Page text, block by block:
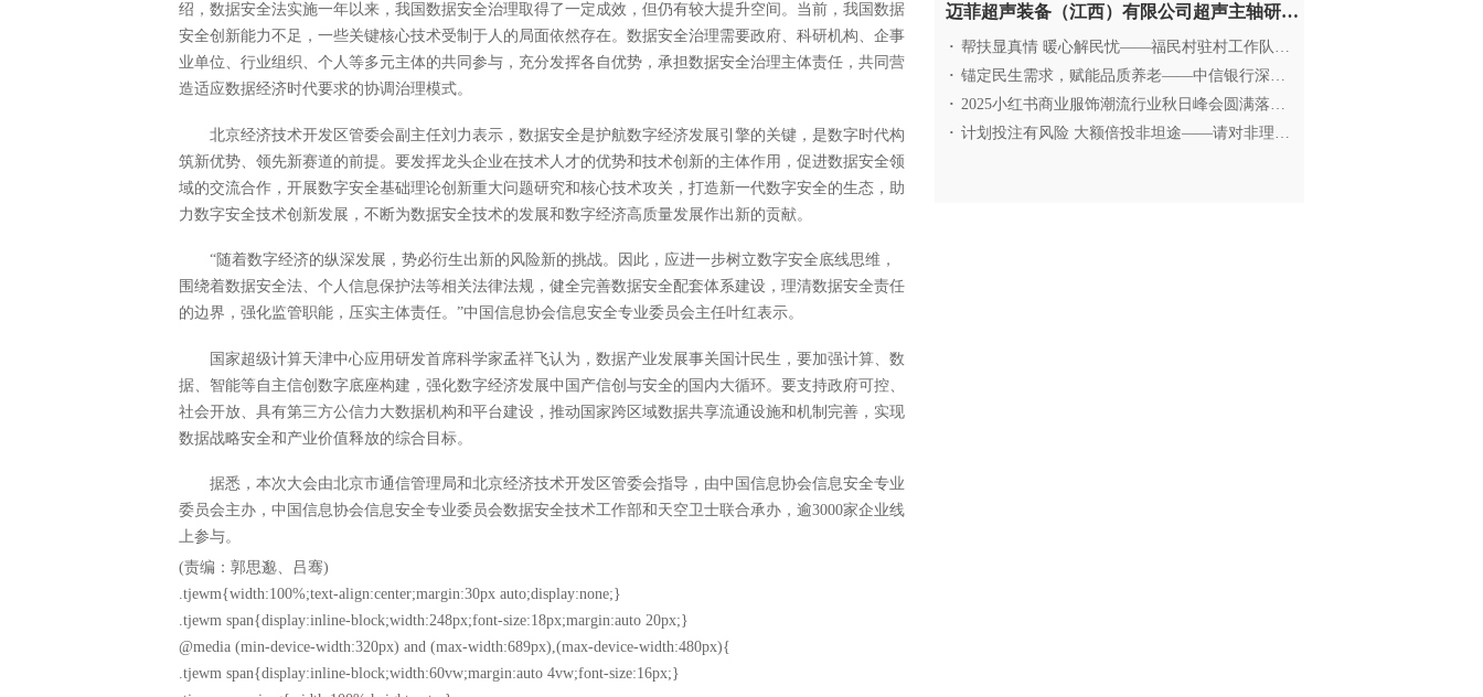
绍，数据安全法实施一年以来，我国数据安全治理取得了一定成效，但仍有较大提升空间。当前，我国数据
安全创新能力不足，一些关键核心技术受制于人的局面依然存在。数据安全治理需要政府、科研机构、企事
业单位、行业组织、个人等多元主体的共同参与，充分发挥各自优势，承担数据安全治理主体责任，共同营
造适应数据经济时代要求的协调治理模式。
北京经济技术开发区管委会副主任刘力表示，数据安全是护航数字经济发展引擎的关键，是数字时代构
筑新优势、领先新赛道的前提。要发挥龙头企业在技术人才的优势和技术创新的主体作用，促进数据安全领
域的交流合作，开展数字安全基础理论创新重大问题研究和核心技术攻关，打造新一代数字安全的生态，助
力数字安全技术创新发展，不断为数据安全技术的发展和数字经济高质量发展作出新的贡献。
“随着数字经济的纵深发展，势必衍生出新的风险新的挑战。因此，应进一步树立数字安全底线思维，
围绕着数据安全法、个人信息保护法等相关法律法规，健全完善数据安全配套体系建设，理清数据安全责任
的边界，强化监管职能，压实主体责任。”中国信息协会信息安全专业委员会主任叶红表示。
国家超级计算天津中心应用研发首席科学家孟祥飞认为，数据产业发展事关国计民生，要加强计算、数
据、智能等自主信创数字底座构建，强化数字经济发展中国产信创与安全的国内大循环。要支持政府可控、
社会开放、具有第三方公信力大数据机构和平台建设，推动国家跨区域数据共享流通设施和机制完善，实现
数据战略安全和产业价值释放的综合目标。
据悉，本次大会由北京市通信管理局和北京经济技术开发区管委会指导，由中国信息协会信息安全专业
委员会主办，中国信息协会信息安全专业委员会数据安全技术工作部和天空卫士联合承办，逾3000家企业线
上参与。
(责编：郭思邈、吕骞)
.tjewm{width:100%;text-align:center;margin:30px auto;display:none;}
.tjewm span{display:inline-block;width:248px;font-size:18px;margin:auto 20px;}
@media (min-device-width:320px) and (max-width:689px),(max-device-width:480px){
.tjewm span{display:inline-block;width:60vw;margin:auto 4vw;font-size:16px;}
迈菲超声装备（江西）有限公司超声主轴研发和生产项
· 帮扶显真情 暖心解民忧——福民村驻村工作队与村委心系
· 锚定民生需求，赋能品质养老——中信银行深圳分行养老
· 2025小红书商业服饰潮流行业秋日峰会圆满落幕，携手
· 计划投注有风险 大额倍投非坦途——请对非理性购彩说“